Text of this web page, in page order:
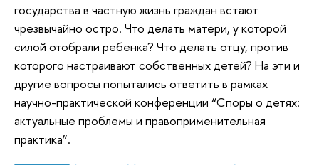
государства в частную жизнь граждан встают
чрезвычайно остро. Что делать матери, у которой
силой отобрали ребенка? Что делать отцу, против
которого настраивают собственных детей? На эти и
другие вопросы попытались ответить в рамках
научно-практической конференции “Споры о детях:
актуальные проблемы и правоприменительная
практика”.